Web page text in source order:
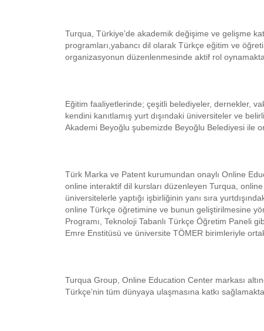
Turqua, Türkiye’de akademik değişime ve gelişme
programları,yabancı dil olarak Türkçe eğitim ve
organizasyonun düzenlenmesinde aktif rol
Eğitim faaliyetlerinde; çeşitli belediyeler, dernekler,
kendini kanıtlamış yurt dışındaki üniversiteler ve
Akademi Beyoğlu şubemizde Beyoğlu Belediyesi ile
Türk Marka ve Patent kurumundan onaylı Online
online interaktif dil kursları düzenleyen Turqua,
üniversitelerle yaptığı işbirliğinin yanı sıra
online Türkçe öğretimine ve bunun geliştirilmesine
Programı, Teknoloji Tabanlı Türkçe Öğretim Paneli
Emre Enstitüsü ve üniversite TÖMER birimleriyle
Turqua Group, Online Education Center markası
Türkçe’nin tüm dünyaya ulaşmasına katkı